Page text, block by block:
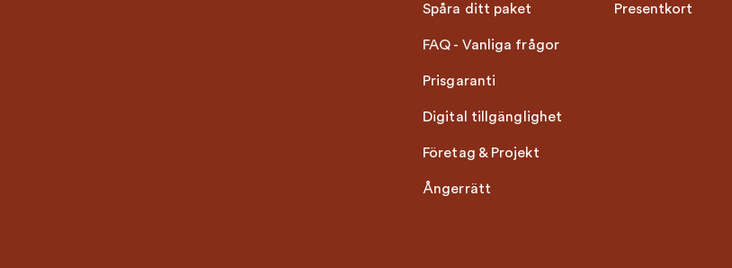
Spåra ditt paket
FAQ - Vanliga frågor
Prisgaranti
Digital tillgänglighet
Företag & Projekt
Ångerrätt
Presentkort